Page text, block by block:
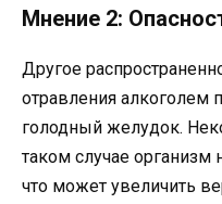
Мнение 2:
Другое
отравления алкоголем
голодный желудок.
таком случае организм
что может увеличить